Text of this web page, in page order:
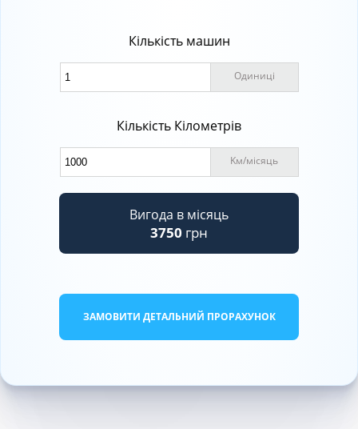
Кількість машин
Одиниці
Кількість Кілометрів
Kм/місяць
Вигода в місяць
3750 грн
ЗАМОВИТИ ДЕТАЛЬНИЙ ПРОРАХУНОК